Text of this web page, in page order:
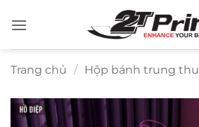
qua
Trang chủ / Hộp bánh trung thu